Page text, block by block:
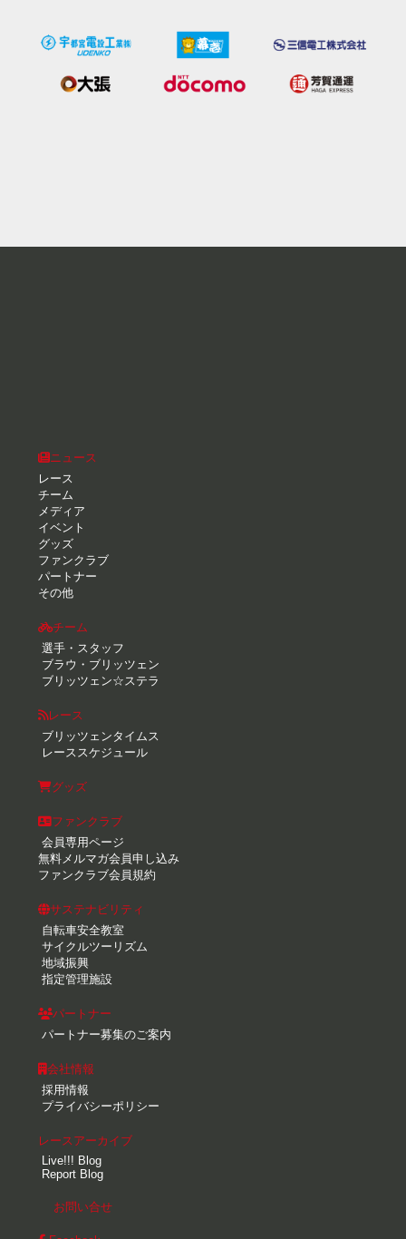
ニュース
レース
チーム
メディア
イベント
グッズ
ファンクラブ
パートナー
その他
チーム
選手・スタッフ
ブラウ・ブリッツェン
ブリッツェン☆ステラ
レース
ブリッツェンタイムス
レーススケジュール
グッズ
ファンクラブ
会員専用ページ
無料メルマガ会員申し込み
ファンクラブ会員規約
サステナビリティ
自転車安全教室
サイクルツーリズム
地域振興
指定管理施設
パートナー
パートナー募集のご案内
会社情報
採用情報
プライバシーポリシー
レースアーカイブ
Live!!! Blog
Report Blog
お問い合せ